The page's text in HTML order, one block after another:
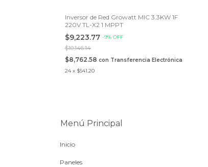
Inversor de Red Growatt MIC 3.3KW 1F
220V TL-X2 1 MPPT
$9,223.77 -9% OFF
$10,146.14
$8,762.58 con Transferencia Electrónica
24 x $541.20
Menú Principal
Inicio
Paneles